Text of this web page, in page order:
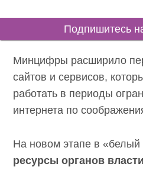
Подпишитесь
Минцифры расширило
сайтов и сервисов,
работать в периоды
интернета по
На новом этапе в «белый
ресурсы органов